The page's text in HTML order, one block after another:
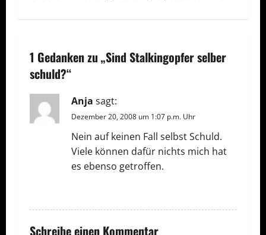
r
a
g
s
v
i
1 Gedanken zu „Sind Stalkingopfer selber
schuld?“
Anja sagt:
Dezember 20, 2008 um 1:07 p.m. Uhr
Nein auf keinen Fall selbst Schuld.
Viele können dafür nichts mich hat
es ebenso getroffen.
Schreibe einen Kommentar